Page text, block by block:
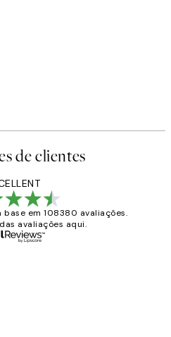
de clientes
base em 108380 avaliações.
avaliações aqui.